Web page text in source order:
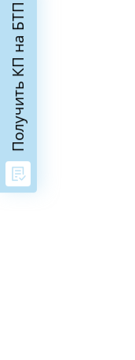
Получить КП на БТП